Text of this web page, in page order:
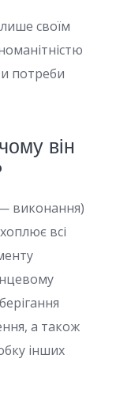
своїм
потреби
він
виконання)
всі
а також
інших